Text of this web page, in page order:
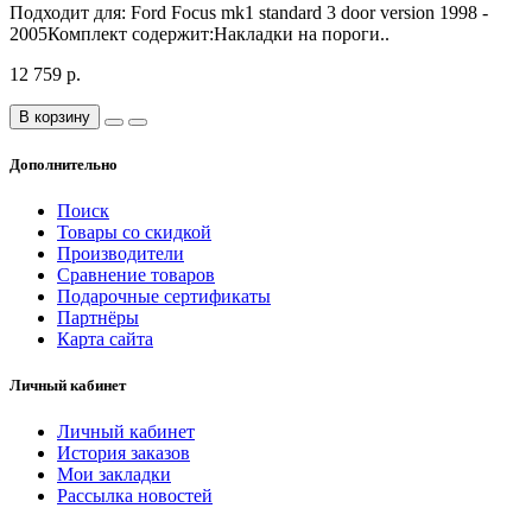
Подходит для: Ford Focus mk1 standard 3 door version 1998 -
2005Комплект содержит:Накладки на пороги..
12 759 р.
В корзину
Дополнительно
Поиск
Товары со скидкой
Производители
Сравнение товаров
Подарочные сертификаты
Партнёры
Карта сайта
Личный кабинет
Личный кабинет
История заказов
Мои закладки
Рассылка новостей